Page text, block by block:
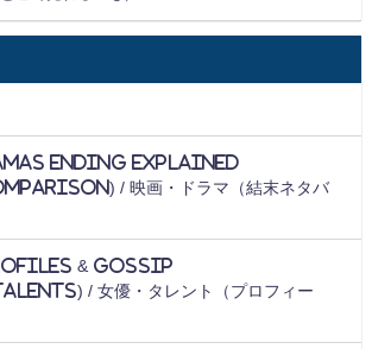
Ending Explained
/ 映画・ドラマ（結末ネタバ
& Gossip
/ 女優・タレント（プロフィー